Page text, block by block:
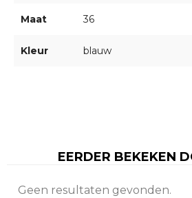
Maat 36
Kleur blauw
EERDER BEKEKEN
Geen resultaten gevonden.